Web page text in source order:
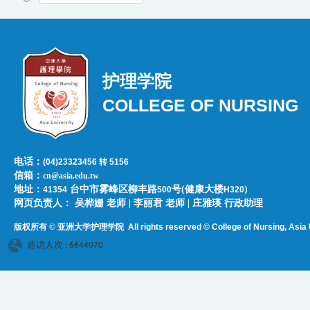
护理学院
COLLEGE OF NURSING
电话：(04)23323456 转 5156
信箱：cn@asia.edu.tw
地址：41354 台中市雾峰区柳丰路500号(健康大楼H320)
网页负责人：​​​ ​吴桦姗 老师 | 李丽君 老师 | 庄雅瑛 行政助理
版权所有 © 亚洲大学护理学院All rights reserved © College of Nursing, Asia
造访人次 : 6644070